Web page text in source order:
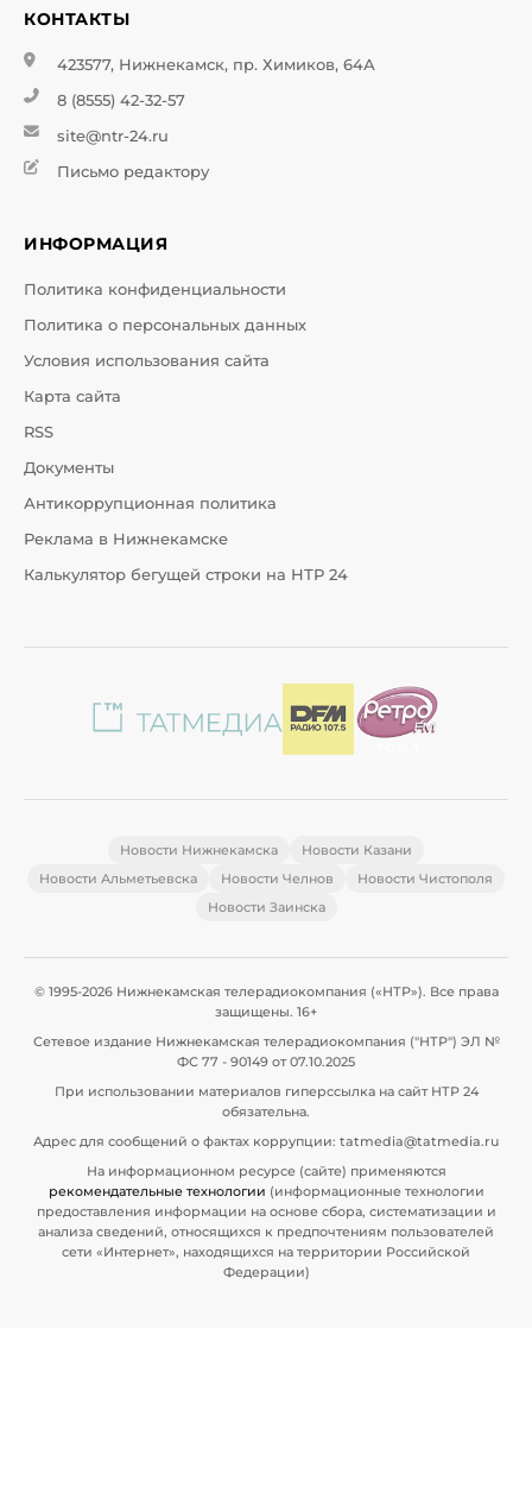
КОНТАКТЫ
423577, Нижнекамск, пр. Химиков, 64А
8 (8555) 42-32-57
site@ntr-24.ru
Письмо редактору
ИНФОРМАЦИЯ
Политика конфиденциальности
Политика о персональных данных
Условия использования сайта
Карта сайта
RSS
Документы
Антикоррупционная политика
Реклама в Нижнекамске
Калькулятор бегущей строки на НТР 24
Новости Нижнекамска
Новости Казани
Новости Альметьевска
Новости Челнов
Новости Чистополя
Новости Заинска
© 1995-2026 Нижнекамская телерадиокомпания («НТР»). Все права
защищены. 16+
Сетевое издание Нижнекамская телерадиокомпания ("НТР") ЭЛ №
ФС 77 - 90149 от 07.10.2025
При использовании материалов гиперссылка на сайт НТР 24
обязательна.
Адрес для сообщений о фактах коррупции: tatmedia@tatmedia.ru
На информационном ресурсе (сайте) применяются
рекомендательные технологии (информационные технологии
предоставления информации на основе сбора, систематизации и
анализа сведений, относящихся к предпочтениям пользователей
сети «Интернет», находящихся на территории Российской
Федерации)